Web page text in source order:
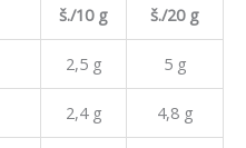
š./10 g
š./20 g
2,5 g 5 g
2,4 g 4,8 g